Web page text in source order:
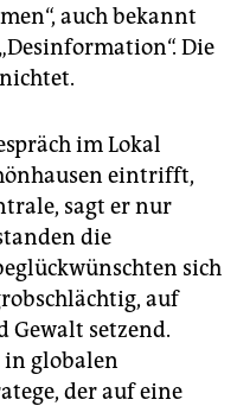
auch bekannt
Die
im Lokal
eintrifft,
sagt er nur
die
sich
auf
Gewalt setzend.
in globalen
der auf eine